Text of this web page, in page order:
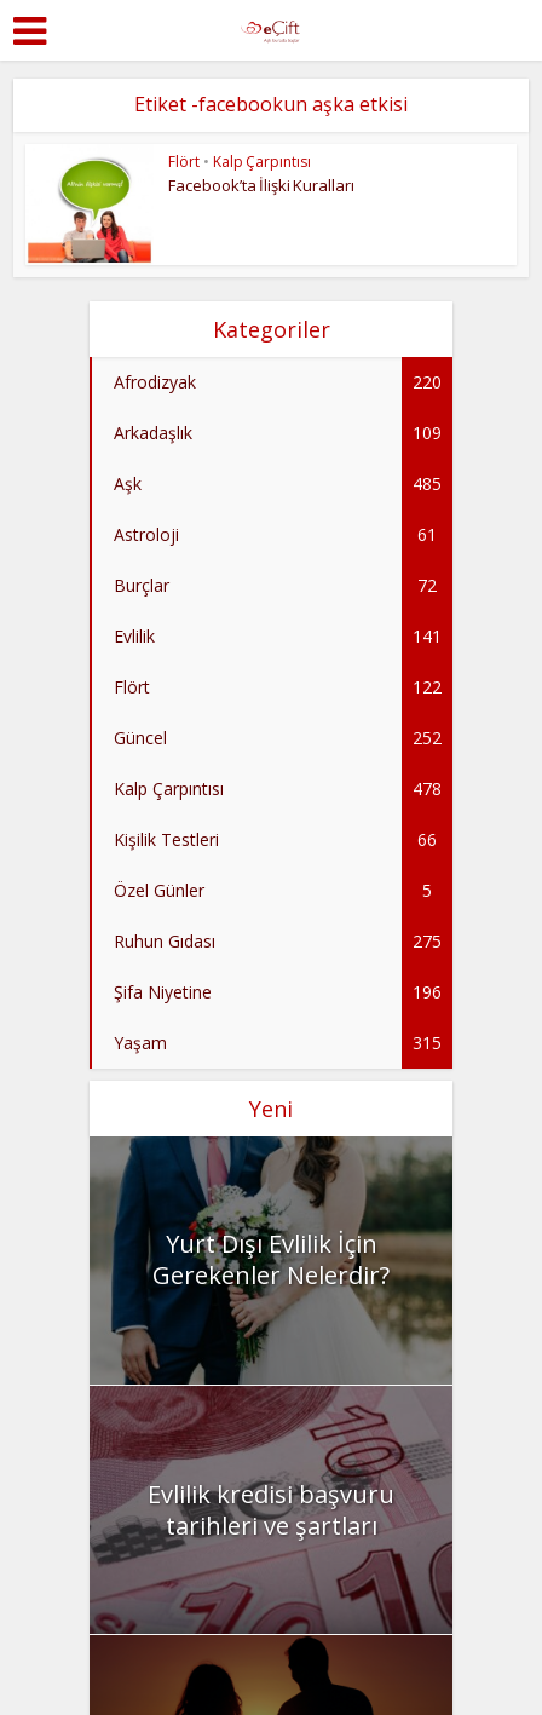
Etiket -facebookun aşka etkisi
Flört • Kalp Çarpıntısı
Facebook’ta İlişki Kuralları
Kategoriler
Afrodizyak 220
Arkadaşlık 109
Aşk 485
Astroloji 61
Burçlar 72
Evlilik 141
Flört 122
Güncel 252
Kalp Çarpıntısı 478
Kişilik Testleri 66
Özel Günler 5
Ruhun Gıdası 275
Şifa Niyetine 196
Yaşam 315
Yeni
Yurt Dışı Evlilik İçin
Gerekenler Nelerdir?
Evlilik kredisi başvuru
tarihleri ve şartları